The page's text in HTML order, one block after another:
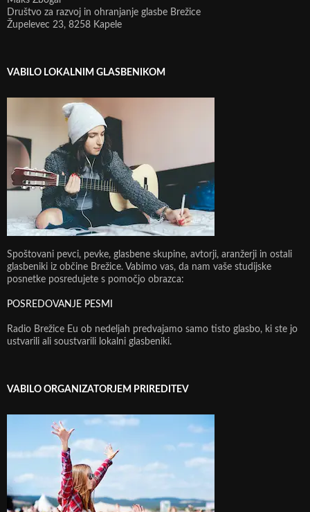
Društvo za razvoj in ohranjanje glasbe Brežice
Župelevec 23, 8258 Kapele
VABILO LOKALNIM GLASBENIKOM
Spoštovani pevci, pevke, glasbene skupine, avtorji, aranžerji in ostali
glasbeniki iz občine Brežice. Vabimo vas, da nam vaše studijske
posnetke posredujete s pomočjo obrazca:
POSREDOVANJE PESMI
Radio Brežice Eu ob nedeljah predvajamo samo tisto glasbo, ki ste jo
ustvarili ali soustvarili lokalni glasbeniki.
VABILO ORGANIZATORJEM PRIREDITEV